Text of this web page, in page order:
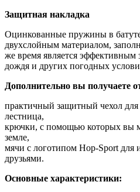
Защитная накладка
Оцинкованные пружины в
двухслойным материалом,
же время является эффективным
дождя и других погодных
Дополнительно вы получаете
практичный защитный чехол для
лестница,
крючки, с помощью которых вы
земле,
мячи с логотипом Hop-Sport для
друзьями.
Основные характеристики: